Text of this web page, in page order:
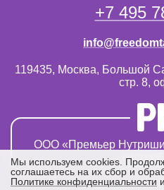
OOO «Премьер
+7 495
119435, Москва, Большой
стр. 8,
Мы используем cookies.
соглашаетесь на их сбор и
Политике конфиденциальности и